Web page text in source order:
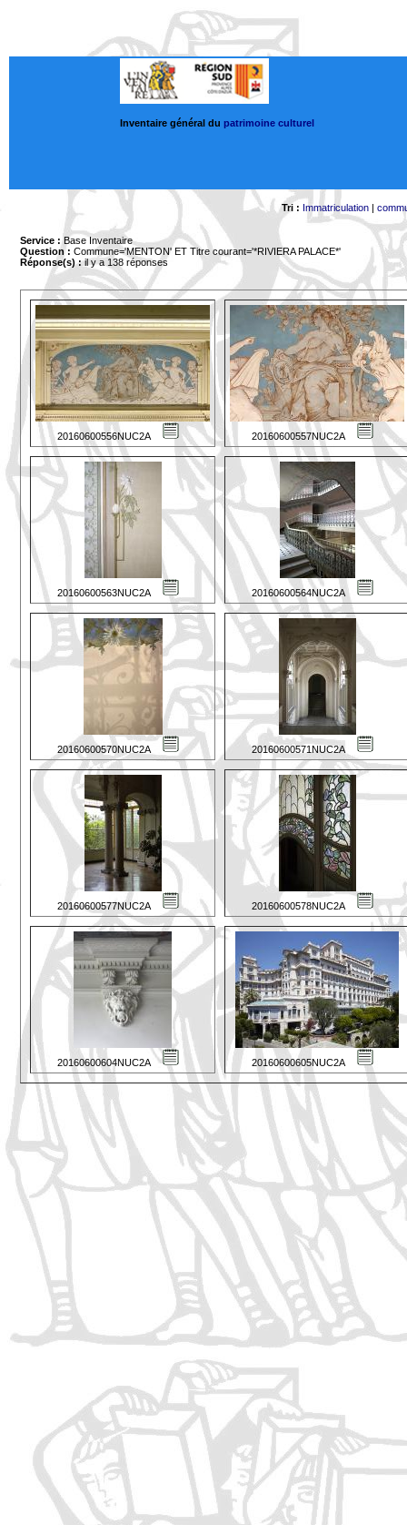
Inventaire général du patrimoine culturel
Tri : Immatriculation|
Service : Base Inventaire
Question : Commune='MENTON' ET Titre courant='*RIVIERA PALACE*'
Réponse(s) :il y a 138 réponses
20160600556NUC2A 20160600557NUC2A
20160600563NUC2A 20160600564NUC2A
20160600570NUC2A 20160600571NUC2A
20160600577NUC2A 20160600578NUC2A
20160600604NUC2A 20160600605NUC2A